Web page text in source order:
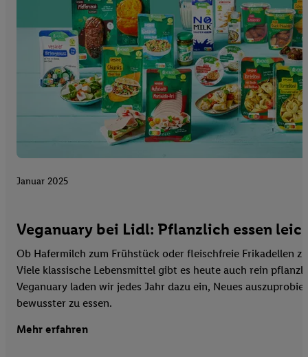
Januar 2025
Veganuary bei Lidl: Pflanzlich essen
Ob Hafermilch zum Frühstück oder fleischfreie Frikadellen
Viele klassische Lebensmittel gibt es heute auch rein
Veganuary laden wir jedes Jahr dazu ein, Neues
bewusster zu essen.
Mehr erfahren